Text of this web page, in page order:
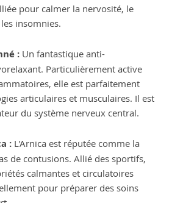
pour calmer la nervosité, le
insomnies.
:Un fantastique anti-
Particulièrement active
elle est parfaitement
articulaires et musculaires. Il est
du système nerveux central.
:L'Arnica est réputée comme la
de contusions. Allié des sportifs,
calmantes et circulatoires
pour préparer des soins